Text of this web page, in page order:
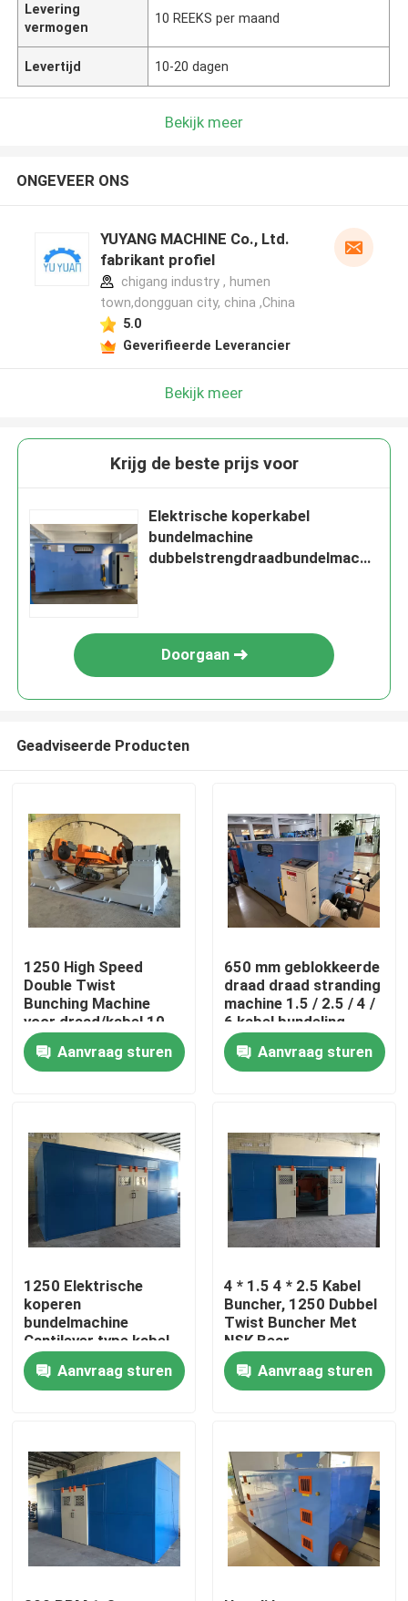
Thuis
Producten
Video's
Over ons
Fabriekstocht
Kwaliteitscontrole
Vraag een offerte
Cable Extruder Machine
Levering
vermogen
10 REEKS per maand
Levertijd 10-20 dagen
Bekijk meer
ONGEVEER ONS
YUYANG MACHINE Co., Ltd.
fabrikant profiel
chigang industry , humen
town,dongguan city, china ,China
5.0
Geverifieerde Leverancier
Bekijk meer
Krijg de beste prijs voor
Elektrische koperkabel
bundelmachine
dubbelstrengdraadbundelmachi
Doorgaan
Geadviseerde Producten
1250 High Speed
Double Twist
Bunching Machine
voor draad/kabel 10
16 25 4*2.5
Aanvraag sturen
650 mm geblokkeerde
draad draad stranding
machine 1.5 / 2.5 / 4 /
6 kabel bundeling
machine
Aanvraag sturen
1250 Elektrische
koperen
bundelmachine
Cantilever type kabel
Single Twist Bunching
MachineAanvraag sturen
4 * 1.5 4 * 2.5 Kabel
Buncher, 1250 Dubbel
Twist Buncher Met
NSK Bear
Aanvraag sturen